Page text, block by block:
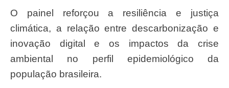
O painel reforçou a resiliência e justiça
climática, a relação entre descarbonização e
inovação digital e os impactos da crise
ambiental no perfil epidemiológico da
população brasileira.